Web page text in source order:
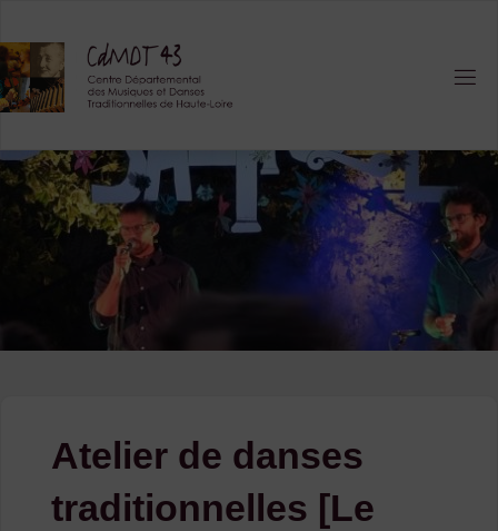
content
Atelier de danses
traditionnelles [Le